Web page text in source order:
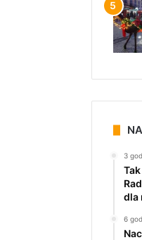
3
dla
6